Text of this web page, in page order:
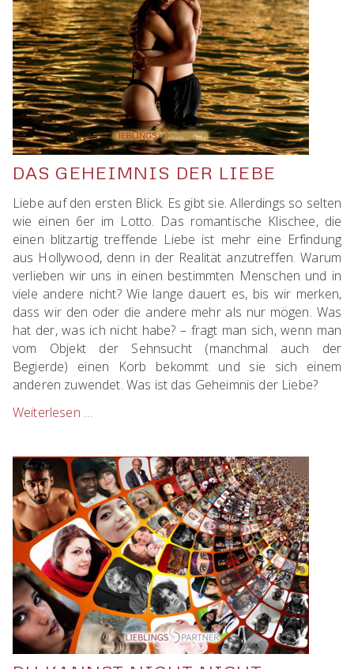
DAS GEHEIMNIS DER LIEBE
Liebe auf den ersten Blick. Es gibt sie. Allerdings so selten
wie einen 6er im Lotto. Das romantische Klischee, die
einen blitzartig treffende Liebe ist mehr eine Erfindung
aus Hollywood, denn in der Realität anzutreffen. Warum
verlieben wir uns in einen bestimmten Menschen und in
viele andere nicht? Wie lange dauert es, bis wir merken,
dass wir den oder die andere mehr als nur mögen. Was
hat der, was ich nicht habe? – fragt man sich, wenn man
vom Objekt der Sehnsucht (manchmal auch der
Begierde) einen Korb bekommt und sie sich einem
anderen zuwendet. Was ist das Geheimnis der Liebe?
Weiterlesen …
Liebe